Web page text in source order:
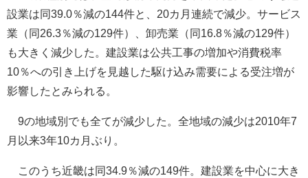
設業は同39.0％減の144件と、20カ月連続で減少。サービス
業（同26.3％減の129件）、卸売業（同16.8％減の129件）
も大きく減少した。建設業は公共工事の増加や消費税率
10％への引き上げを見越した駆け込み需要による受注増が
影響したとみられる。
9の地域別でも全てが減少した。全地域の減少は2010年7
月以来3年10カ月ぶり。
このうち近畿は同34.9％減の149件。建設業を中心に大き